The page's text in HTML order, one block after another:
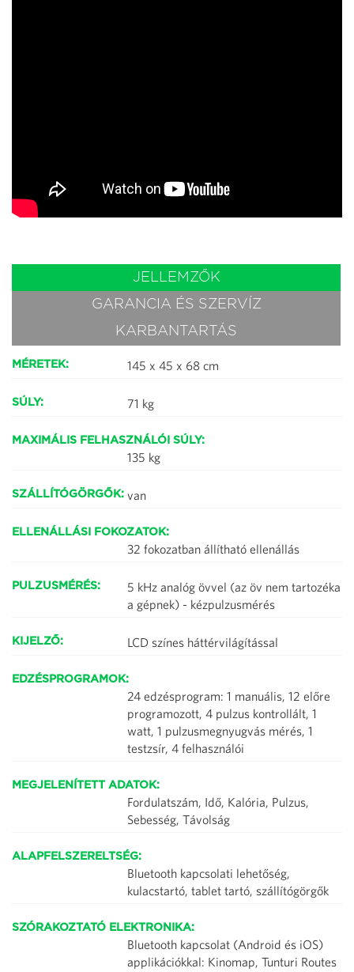
JELLEMZŐK
GARANCIA ÉS SZERVÍZ
KARBANTARTÁS
MÉRETEK: 145 x 45 x 68 cm
SÚLY: 71 kg
MAXIMÁLIS FELHASZNÁLÓI SÚLY:
135 kg
SZÁLLÍTÓGÖRGŐK: van
ELLENÁLLÁSI FOKOZATOK:
32 fokozatban állítható ellenállás
PULZUSMÉRÉS:
5 kHz analóg övvel (az öv nem tartozéka
a gépnek) - kézpulzusmérés
KIJELZŐ: LCD színes háttérvilágítással
EDZÉSPROGRAMOK:
24 edzésprogram: 1 manuális, 12 előre
programozott, 4 pulzus kontrollált, 1
watt, 1 pulzusmegnyugvás mérés, 1
testzsír, 4 felhasználói
MEGJELENÍTETT ADATOK:
Fordulatszám, Idő, Kalória, Pulzus,
Sebesség, Távolság
ALAPFELSZERELTSÉG:
Bluetooth kapcsolati lehetőség,
kulacstartó, tablet tartó, szállítógörgők
SZÓRAKOZTATÓ ELEKTRONIKA:
Bluetooth kapcsolat (Android és iOS)
applikációkkal: Kinomap, Tunturi Routes